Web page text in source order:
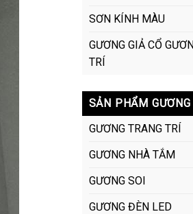
SƠN KÍNH MÀU
GƯƠNG GIẢ CỔ
TRÍ
SẢN PHẨM GƯƠNG
GƯƠNG TRANG TRÍ
GƯƠNG NHÀ TẮM
GƯƠNG SOI
GƯƠNG ĐÈN LED